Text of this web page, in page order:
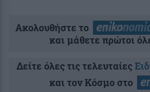
Ακολουθήστε το
και μάθετε πρώτοι
Δείτε όλες τις τελευταίες
και τον Κόσμο στο